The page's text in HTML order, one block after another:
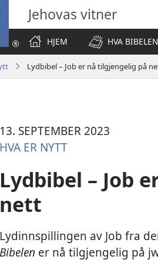
Jehovas vitner
HJEM
HVA
Lydbibel – Job er nå tilgjengelig på
13. SEPTEMBER 2023
HVA ER NYTT
Lydbibel – Job
nett
Lydinnspillingen av Job fra
Bibelen er nå tilgjengelig på